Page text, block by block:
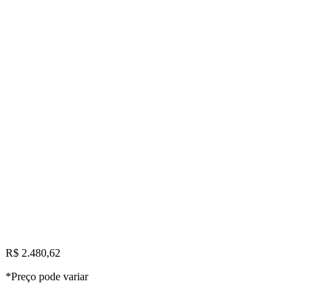
R$ 2.480,62
*Preço pode variar